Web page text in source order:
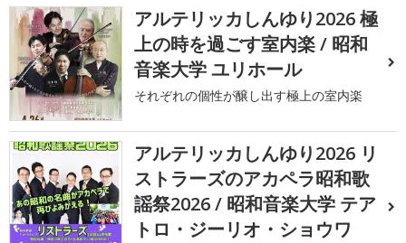
アルテリッカしんゆり2026 極
上の時を過ごす室内楽 / 昭和
音楽大学 ユリホール
それぞれの個性が醸し出す極上の室内楽
アルテリッカしんゆり2026 リ
ストラーズのアカペラ昭和歌
謡祭2026 / 昭和音楽大学 テア
トロ・ジーリオ・ショウワ